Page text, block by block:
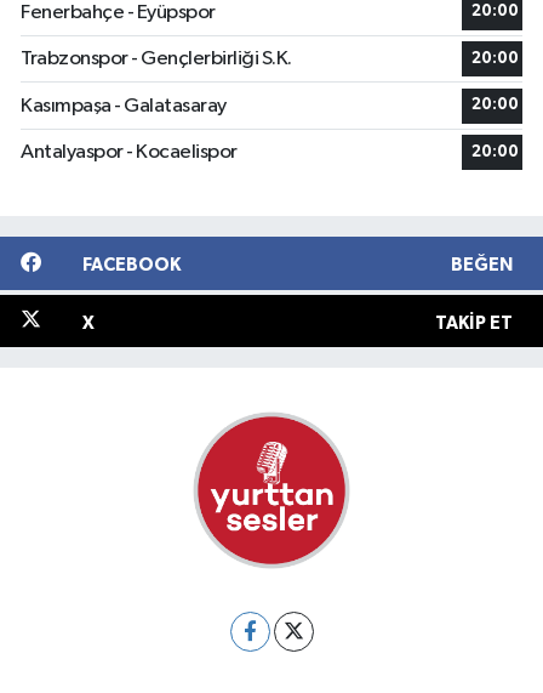
Fenerbahçe - Eyüpspor 20:00
Trabzonspor - Gençlerbirliği S.K. 20:00
Kasımpaşa - Galatasaray 20:00
Antalyaspor - Kocaelispor 20:00
FACEBOOK BEĞEN
X TAKIP ET